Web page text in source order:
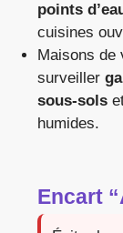
points
cuisines
Maisons de
surveiller
sous-sols
humides.
Encart